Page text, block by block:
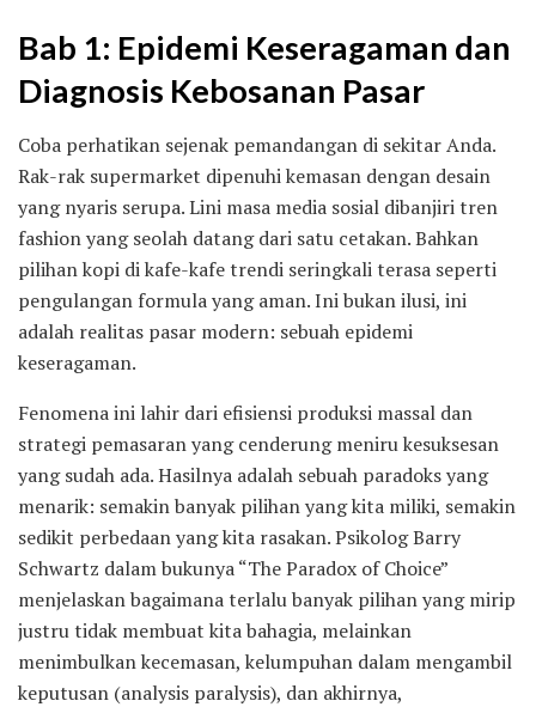
Bab 1: Epidemi Keseragaman dan
Diagnosis Kebosanan Pasar
Coba perhatikan sejenak pemandangan di sekitar Anda.
Rak-rak supermarket dipenuhi kemasan dengan desain
yang nyaris serupa. Lini masa media sosial dibanjiri tren
fashion yang seolah datang dari satu cetakan. Bahkan
pilihan kopi di kafe-kafe trendi seringkali terasa seperti
pengulangan formula yang aman. Ini bukan ilusi, ini
adalah realitas pasar modern: sebuah epidemi
keseragaman.
Fenomena ini lahir dari efisiensi produksi massal dan
strategi pemasaran yang cenderung meniru kesuksesan
yang sudah ada. Hasilnya adalah sebuah paradoks yang
menarik: semakin banyak pilihan yang kita miliki, semakin
sedikit perbedaan yang kita rasakan. Psikolog Barry
Schwartz dalam bukunya “The Paradox of Choice”
menjelaskan bagaimana terlalu banyak pilihan yang mirip
justru tidak membuat kita bahagia, melainkan
menimbulkan kecemasan, kelumpuhan dalam mengambil
keputusan (analysis paralysis), dan akhirnya,